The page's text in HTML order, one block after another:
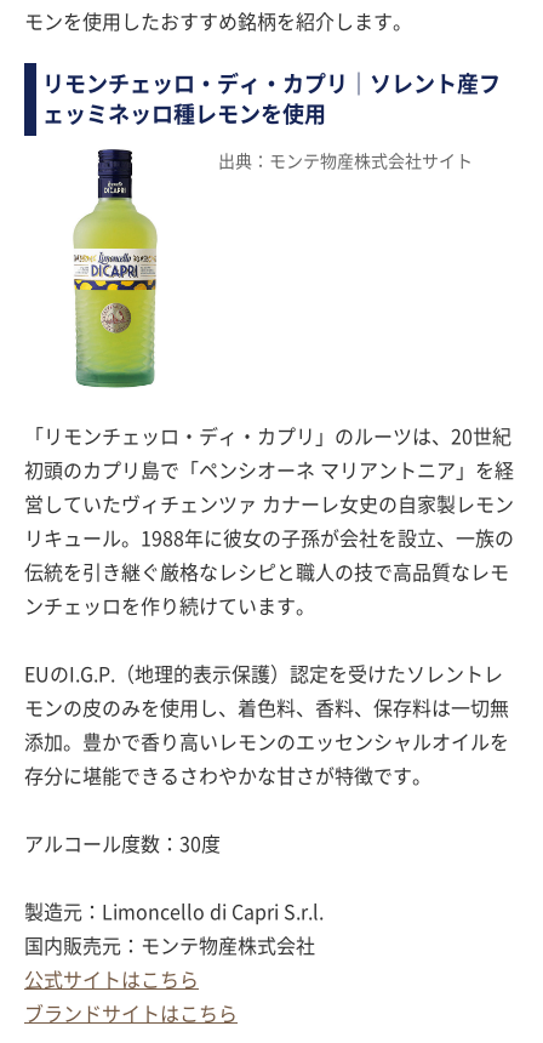
モンを使用したおすすめ銘柄を紹介します。
リモンチェッロ・ディ・カプリ｜ソレント産フ
ェッミネッロ種レモンを使用
出典：モンテ物産株式会社サイト
「リモンチェッロ・ディ・カプリ」のルーツは、20世紀
初頭のカプリ島で「ペンシオーネ マリアントニア」を経
営していたヴィチェンツァ カナーレ女史の自家製レモン
リキュール。1988年に彼女の子孫が会社を設立、一族の
伝統を引き継ぐ厳格なレシピと職人の技で高品質なレモ
ンチェッロを作り続けています。
EUのI.G.P.（地理的表示保護）認定を受けたソレントレ
モンの皮のみを使用し、着色料、香料、保存料は一切無
添加。豊かで香り高いレモンのエッセンシャルオイルを
存分に堪能できるさわやかな甘さが特徴です。
アルコール度数：30度
製造元：Limoncello di Capri S.r.l.
国内販売元：モンテ物産株式会社
公式サイトはこちら
ブランドサイトはこちら